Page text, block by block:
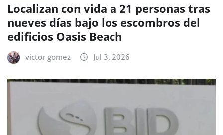
Localizan con vida a 21 personas tras
nueves días bajo los escombros del
edificios Oasis Beach
victor gomez Jul 3, 2026